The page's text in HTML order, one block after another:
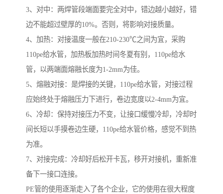
3、对中：两焊管段端面要完全对中，错边越小越好，错
边不能超过壁厚的10%。否则，将影响对接质量。
4、加热：对接温度一般在210-230℃之间为宜，采购
110pe给水管，加热板加热时间冬夏有别，110pe给水
管，以两端面熔融长度为1-2mm为佳。
5、熔融对接：是焊接的关键，110pe给水管，对接过程
应始终处于熔融压力下进行，卷边宽度以2-4mm为宜。
6、冷却：保持对接压力不变，让接口缓慢冷却，冷却时
间长短以手摸卷边生硬，110pe给水管价格，感觉不到热
为准。
7、对接完成：冷却好后松开卡瓦，移开对接机，重新准
备下一接口连接。
PE管的使用逐渐走入了各个企业，它的使用在很大程度